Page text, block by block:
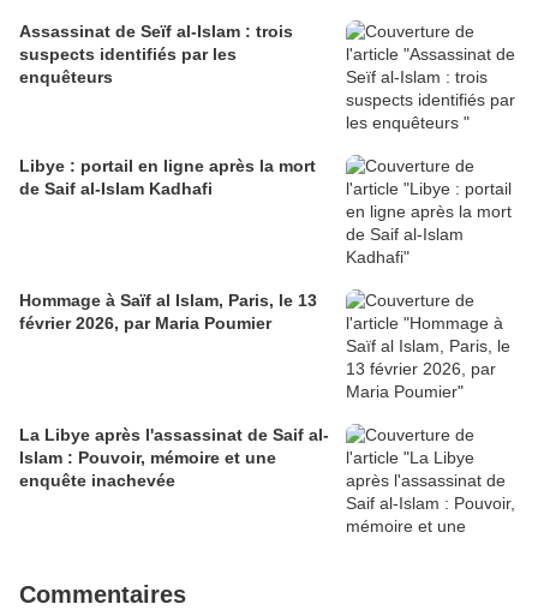
Assassinat de Seïf al-Islam : trois
suspects identifiés par les
enquêteurs
Libye : portail en ligne après la mort
de Saif al-Islam Kadhafi
Hommage à Saïf al Islam, Paris, le 13
février 2026, par Maria Poumier
La Libye après l'assassinat de Saif al-
Islam : Pouvoir, mémoire et une
enquête inachevée
Commentaires